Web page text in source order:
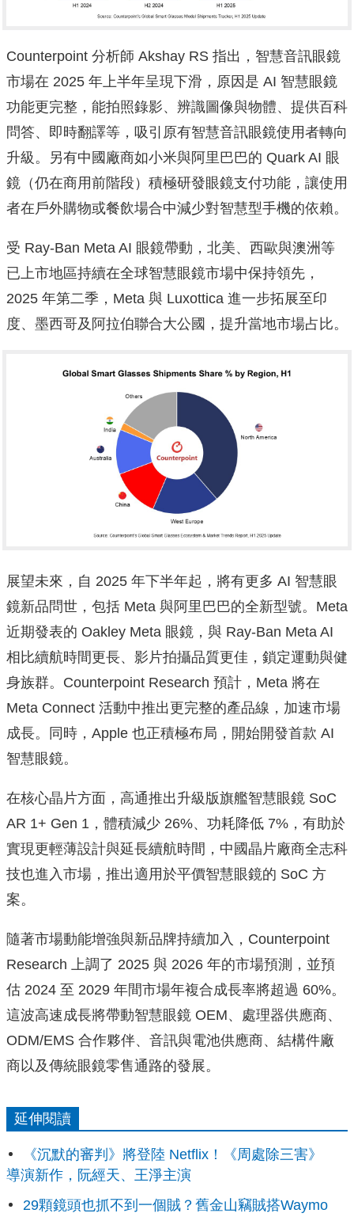
Counterpoint 分析師 Akshay RS 指出，智慧音訊眼鏡
市場在 2025 年上半年呈現下滑，原因是 AI 智慧眼鏡
功能更完整，能拍照錄影、辨識圖像與物體、提供百科
問答、即時翻譯等，吸引原有智慧音訊眼鏡使用者轉向
升級。另有中國廠商如小米與阿里巴巴的 Quark AI 眼
鏡（仍在商用前階段）積極研發眼鏡支付功能，讓使用
者在戶外購物或餐飲場合中減少對智慧型手機的依賴。
受 Ray-Ban Meta AI 眼鏡帶動，北美、西歐與澳洲等
已上市地區持續在全球智慧眼鏡市場中保持領先，
2025 年第二季，Meta 與 Luxottica 進一步拓展至印
度、墨西哥及阿拉伯聯合大公國，提升當地市場占比。
展望未來，自 2025 年下半年起，將有更多 AI 智慧眼
鏡新品問世，包括 Meta 與阿里巴巴的全新型號。Meta
近期發表的 Oakley Meta 眼鏡，與 Ray-Ban Meta AI
相比續航時間更長、影片拍攝品質更佳，鎖定運動與健
身族群。Counterpoint Research 預計，Meta 將在
Meta Connect 活動中推出更完整的產品線，加速市場
成長。同時，Apple 也正積極布局，開始開發首款 AI
智慧眼鏡。
在核心晶片方面，高通推出升級版旗艦智慧眼鏡 SoC
AR 1+ Gen 1，體積減少 26%、功耗降低 7%，有助於
實現更輕薄設計與延長續航時間，中國晶片廠商全志科
技也進入市場，推出適用於平價智慧眼鏡的 SoC 方
案。
隨著市場動能增強與新品牌持續加入，Counterpoint
Research 上調了 2025 與 2026 年的市場預測，並預
估 2024 至 2029 年間市場年複合成長率將超過 60%。
這波高速成長將帶動智慧眼鏡 OEM、處理器供應商、
ODM/EMS 合作夥伴、音訊與電池供應商、結構件廠
商以及傳統眼鏡零售通路的發展。
延伸閱讀
《沉默的審判》將登陸 Netflix！《周處除三害》
導演新作，阮經天、王淨主演
29顆鏡頭也抓不到一個賊？舊金山竊賊搭Waymo